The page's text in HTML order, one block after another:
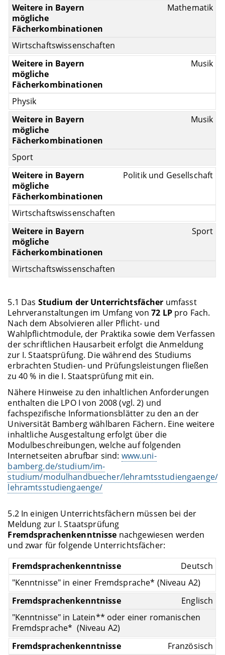
Mathematik
Wirtschaftswissenschaften
Musik
Physik
Musik
Sport
Politik und Gesellschaft
Wirtschaftswissenschaften
Sport
Wirtschaftswissenschaften
5.1 Das Studium der Unterrichtsfächer umfasst
Lehrveranstaltungen im Umfang von72 LPpro Fach.
Nach dem Absolvieren aller Pflicht- und
Wahlpflichtmodule, der Praktika sowie dem Verfassen
der schriftlichen Hausarbeit erfolgt die Anmeldung
zur I. Staatsprüfung. Die während des Studiums
erbrachten Studien- und Prüfungsleistungen fließen
zu 40 % in die I. Staatsprüfung mit ein.
Nähere Hinweise zu den inhaltlichen Anforderungen
enthalten die LPO I von 2008 (vgl. 2) und
fachspezifische Informationsblätter zu den an der
Universität Bamberg wählbaren Fächern. Eine weitere
inhaltliche Ausgestaltung erfolgt über die
Modulbeschreibungen, welche auf folgenden
Internetseiten abrufbar sind: www.uni-
bamberg.de/studium/im-
studium/modulhandbuecher/lehramtsstudiengaenge/
lehramtsstudiengaenge/
5.2 In einigen Unterrichtsfächern müssen bei der
Meldung zur I. Staatsprüfung
Fremdsprachenkenntnisse nachgewiesen werden
und zwar für folgende Unterrichtsfächer:
Deutsch
"Kenntnisse" in einer Fremdsprache* (Niveau A2)
Englisch
"Kenntnisse" in Latein** oder einer romanischen
Fremdsprache* (Niveau A2)
Französisch